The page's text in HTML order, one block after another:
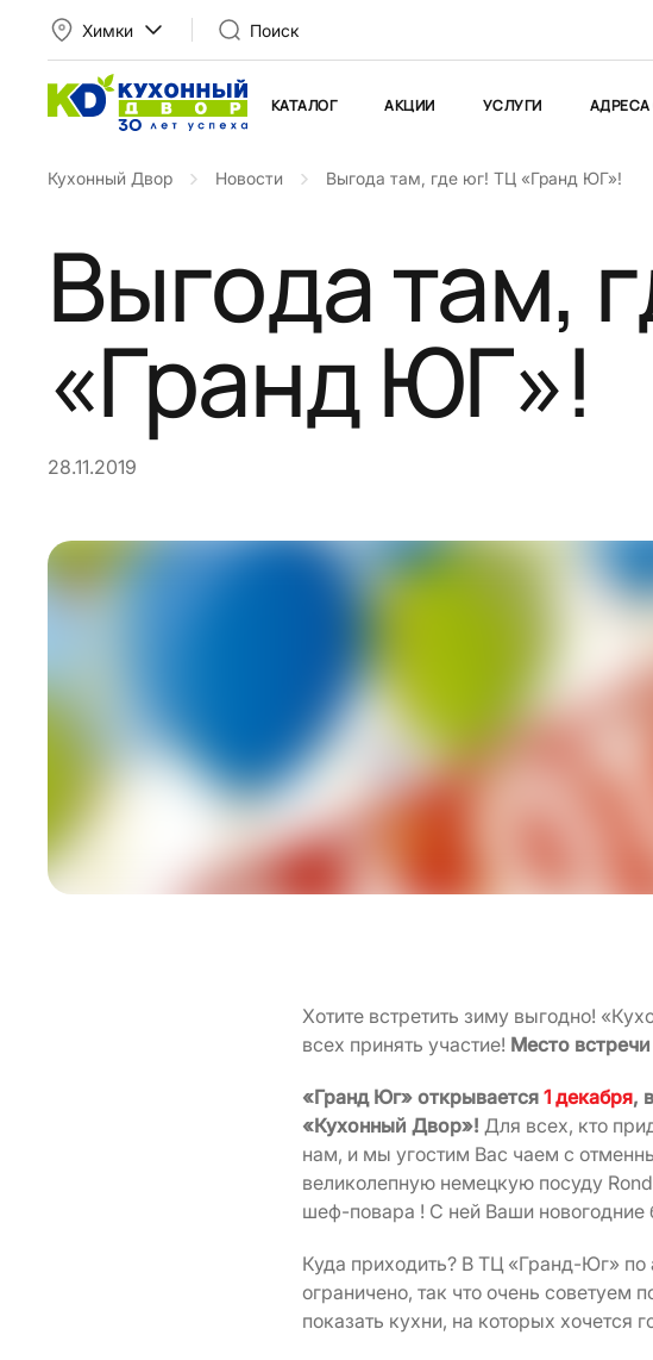
Химки Поиск
КАТАЛОГ АКЦИИ УСЛУГИ
Кухонный Двор Новости Выгода там, где юг! ТЦ «Гранд ЮГ»!
Выгода там,
«Гранд ЮГ»!
28.11.2019
Хотите встретить зиму выгодно!
всех принять участие! Место
«Гранд Юг» открывается 1 декабря,
«Кухонный Двор»! Для всех, кто
нам, и мы угостим Вас чаем с
великолепную немецкую посуду
шеф-повара ! С ней Ваши
Куда приходить? В ТЦ «Гранд-Юг» по
ограничено, так что очень
показать кухни, на которых хочется